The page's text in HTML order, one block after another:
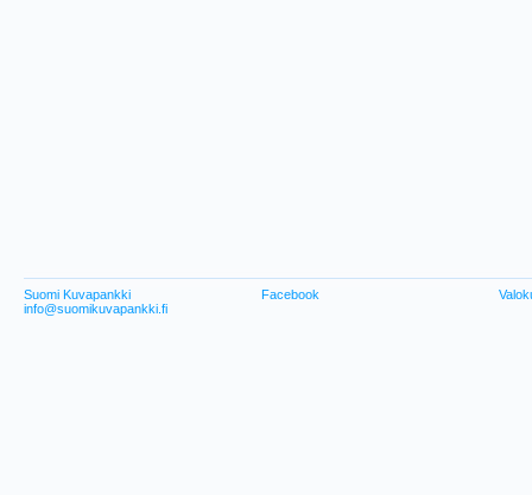
Suomi Kuvapankki
info@suomikuvapankki.fi
Facebook